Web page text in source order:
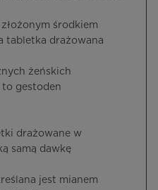
środkiem
tabletka drażowana
żeńskich
to gestoden
drażowane w
samą dawkę
jest mianem